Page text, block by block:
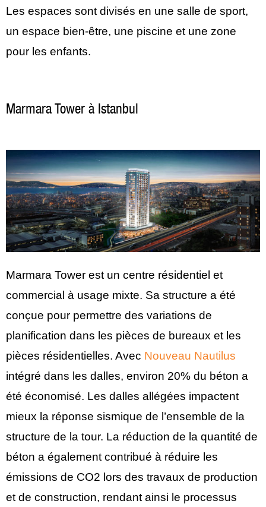
Les espaces sont divisés en une salle de sport,
un espace bien-être, une piscine et une zone
pour les enfants.
Marmara Tower à Istanbul
Marmara Tower est un centre résidentiel et
commercial à usage mixte. Sa structure a été
conçue pour permettre des variations de
planification dans les pièces de bureaux et les
pièces résidentielles. Avec Nouveau Nautilus
intégré dans les dalles, environ 20% du béton a
été économisé. Les dalles allégées impactent
mieux la réponse sismique de l’ensemble de la
structure de la tour. La réduction de la quantité de
béton a également contribué à réduire les
émissions de CO2 lors des travaux de production
et de construction, rendant ainsi le processus